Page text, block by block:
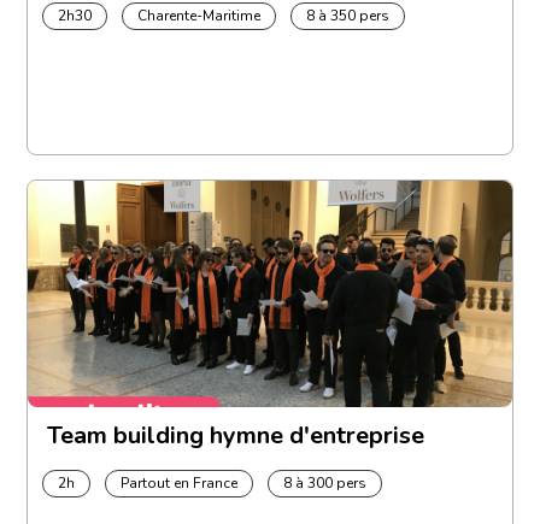
2h30 Charente-Maritime 8 à 350 pers
Team building hymne d'entreprise
2h Partout en France 8 à 300 pers